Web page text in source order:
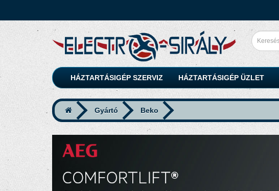
HÁZTARTÁSIGÉP SZERVIZ HÁZTARTÁSIGÉP ÜZLET
Gyártó Beko